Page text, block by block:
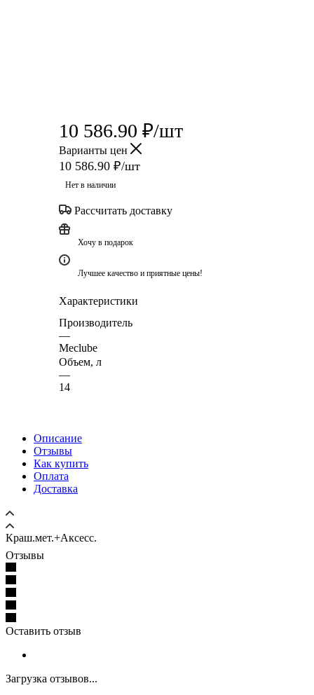
10 586.90 ₽/шт
Варианты цен
10 586.90 ₽/шт
Нет в наличии
Рассчитать доставку
Хочу в подарок
Лучшее качество и приятные цены!
Характеристики
Производитель
—
Meclube
Объем, л
—
14
Описание
Отзывы
Как купить
Оплата
Доставка
Краш.мет.+Аксесс.
Отзывы
Оставить отзыв
Загрузка отзывов...